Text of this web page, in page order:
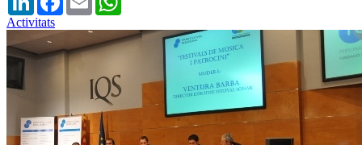
Activitats